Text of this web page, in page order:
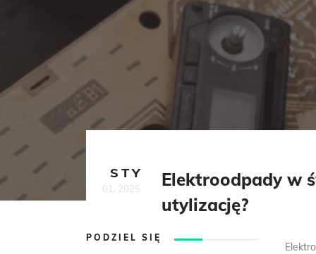
STY
01, 2025
Elektroodpady w
utylizację?
PODZIEL SIĘ